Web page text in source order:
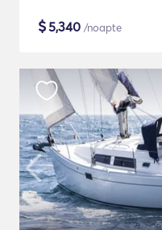
$5,340 /noapte